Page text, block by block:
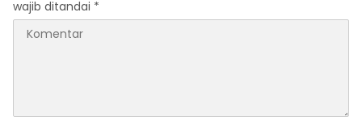
wajib ditandai *